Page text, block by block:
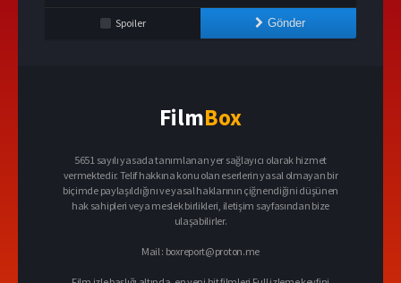
Spoiler Gönder
FilmBox
5651 sayılı yasada tanımlanan yer sağlayıcı olarak hizmet
vermektedir. Telif hakkına konu olan eserlerin yasal olmayan bir
biçimde paylaşıldığını ve yasal haklarının çiğnendiğini düşünen
hak sahipleri veya meslek birlikleri, iletişim sayfasından bize
ulaşabilirler.
Mail : boxreport@proton.me